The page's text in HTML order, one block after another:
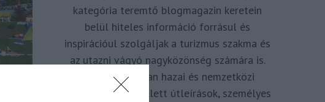
kategória teremtő blogmagazin keretein
belül hiteles információ forrásul és
inspirációul szolgáljak a turizmus szakma és
az utazni vágyó nagyközönség számára is.
Repertoáromban hazai és nemzetközi
turizmus hírek mellett útleírások, személyes